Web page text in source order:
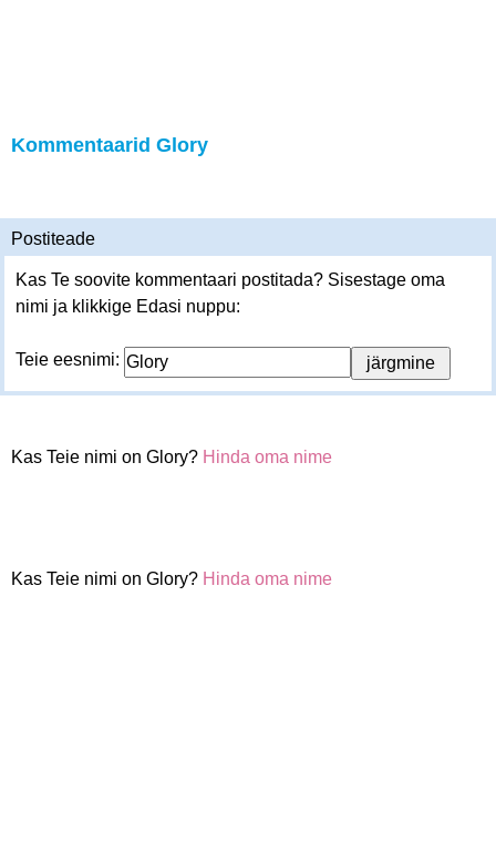
Kommentaarid Glory
Postiteade
Kas Te soovite kommentaari postitada? Sisestage oma
nimi ja klikkige Edasi nuppu:
Teie eesnimi:
Kas Teie nimi on Glory? Hinda oma nime
Kas Teie nimi on Glory? Hinda oma nime